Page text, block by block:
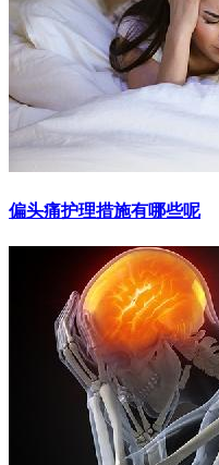
偏头痛护理措施有哪些呢